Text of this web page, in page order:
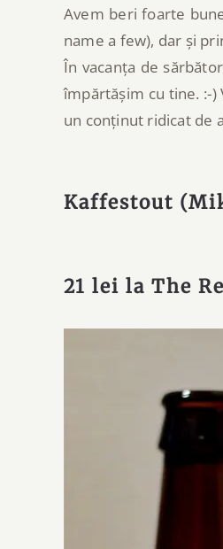
Avem beri foarte
name a few), dar și
În vacanța de
împărtășim cu tine. :-
un conținut ridicat de
Kaffestout
21 lei la The